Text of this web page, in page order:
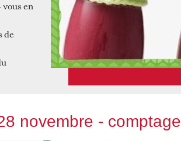
en
de
novembre - comptage